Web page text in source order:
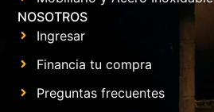
NOSOTROS
Ingresar
Financia tu compra
Preguntas frecuentes